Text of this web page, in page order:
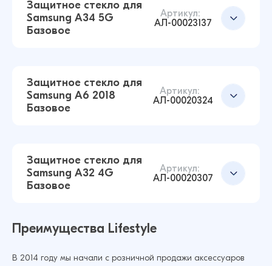
17 ₽
14 ₽16 ₽
14 ₽16 ₽
Защитное стекло для
Samsung A34 5G
Базовое
Артикул:
АЛ-00023137
14 ₽14 ₽
Защитное стекло для
Samsung A6 2018
Базовое
Артикул:
АЛ-00020324
Защитное стекло для
Samsung A32 4G
Базовое
Артикул:
АЛ-00020307
Преимущества Lifestyle
В 2014 году мы начали с розничной продажи аксессуаров